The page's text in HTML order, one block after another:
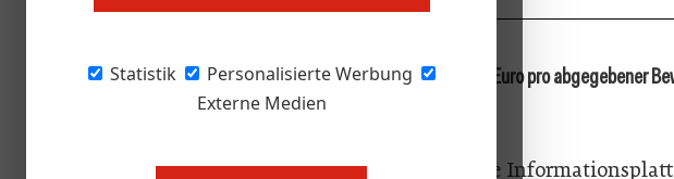
Statistik
Personalisierte Werbung
Externe Medien
Das Urlaubsportal kinderhotel.info spendet 10 Euro pro abgegebener
an die SOS-Kinderdörfer.
Die auf Familienhotels spezialisierte